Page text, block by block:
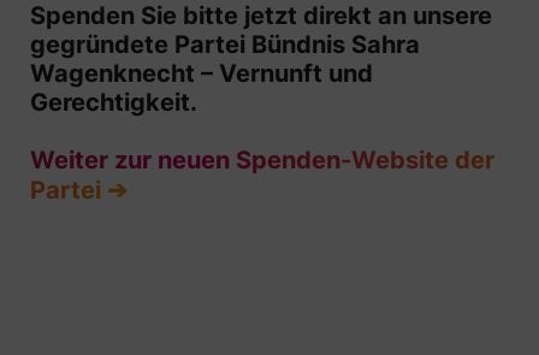
Spenden Sie bitte jetzt direkt an unsere
gegründete Partei Bündnis Sahra
Wagenknecht – Vernunft und
Gerechtigkeit.
Weiter zur neuen Spenden-Website der
Partei ➔